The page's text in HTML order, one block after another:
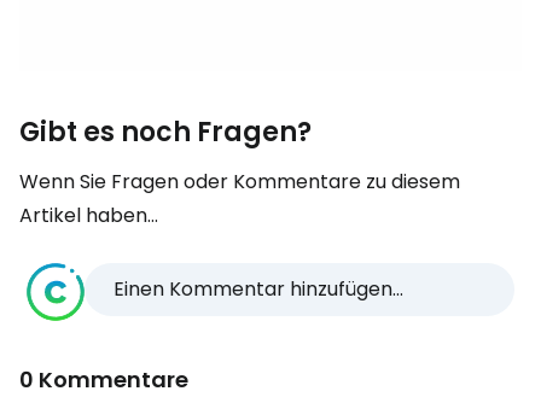
Gibt es noch Fragen?
Wenn Sie Fragen oder Kommentare zu diesem
Artikel haben...
Einen Kommentar hinzufügen...
0 Kommentare